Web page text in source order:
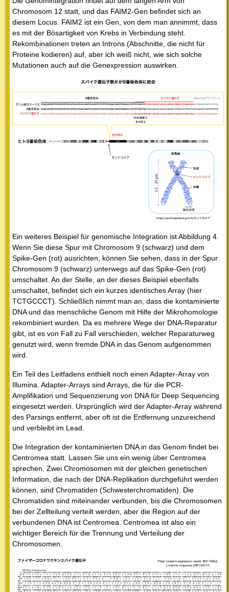
Chromosom 12 statt, und das FAIM2-Gen befindet sich an
diesem Locus. FAIM2 ist ein Gen, von dem man annimmt, dass
es mit der Bösartigkeit von Krebs in Verbindung steht.
Rekombinationen treten an Introns (Abschnitte, die nicht für
Proteine kodieren) auf, aber ich weiß nicht, wie sich solche
Mutationen auch auf die Genexpression auswirken.
Ein weiteres Beispiel für genomische Integration ist Abbildung 4.
Wenn Sie diese Spur mit Chromosom 9 (schwarz) und dem
Spike-Gen (rot) ausrichten, können Sie sehen, dass in der Spur
Chromosom 9 (schwarz) unterwegs auf das Spike-Gen (rot)
umschaltet. An der Stelle, an der dieses Beispiel ebenfalls
umschaltet, befindet sich ein kurzes identisches Array (hier
TCTGCCCT). Schließlich nimmt man an, dass die kontaminierte
DNA und das menschliche Genom mit Hilfe der Mikrohomologie
rekombiniert wurden. Da es mehrere Wege der DNA-Reparatur
gibt, ist es von Fall zu Fall verschieden, welcher Reparaturweg
genutzt wird, wenn fremde DNA in das Genom aufgenommen
wird.
Ein Teil des Leitfadens enthielt noch einen Adapter-Array von
Illumina. Adapter-Arrays sind Arrays, die für die PCR-
Amplifikation und Sequenzierung von DNA für Deep Sequencing
eingesetzt werden. Ursprünglich wird der Adapter-Array während
des Parsings entfernt, aber oft ist die Entfernung unzureichend
und verbleibt im Lead.
Die Integration der kontaminierten DNA in das Genom findet bei
Centromea statt. Lassen Sie uns ein wenig über Centromea
sprechen. Zwei Chromosomen mit der gleichen genetischen
Information, die nach der DNA-Replikation durchgeführt werden
können, sind Chromatiden (Schwesterchromatiden). Die
Chromatiden sind miteinander verbunden, bis die Chromosomen
bei der Zellteilung verteilt werden, aber die Region auf der
verbundenen DNA ist Centromea. Centromea ist also ein
wichtiger Bereich für die Trennung und Verteilung der
Chromosomen.